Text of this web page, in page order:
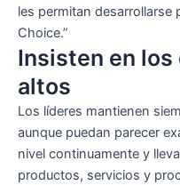
les permitan desarrollarse
Choice.”
Insisten en los
altos
Los líderes mantienen
aunque puedan parecer
nivel continuamente y
productos, servicios y